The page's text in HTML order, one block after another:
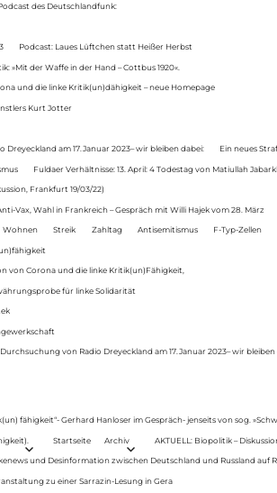
des Deutschlandfunk:
Podcast: Laues Lüftchen statt Heißer Herbst
»Mit der Waffe in der Hand – Cottbus 1920«.
und die linke Kritik(un)dähigkeit – neue Homepage
Kurt Jotter
Dreyeckland am 17.Januar 2023– wir bleiben dabei: Ein neues
Fuldaer Verhältnisse: 13. April: 4 Todestag von Matiul­lah
Frankfurt 19/03/22)
Vax, Wahl in Frankreich – Gespräch mit Willi Hajek vom 28. März
Wohnen Streik Zahltag Antisemitismus F-Typ-Zellen
von Corona und die linke Kritik(un)Fähigkeit,
für linke Solidarität
Durchsuchung von Radio Dreyeckland am 17.Januar 2023– wir bleiben
fähigkeit“- Gerhard Hanloser im Gespräch- jenseits von sog.
Startseite Archiv AKTUELL: Biopolitik –
und Desinformation zwischen Deutschland und Russland auf
zu einer Sarrazin-Lesung in Gera